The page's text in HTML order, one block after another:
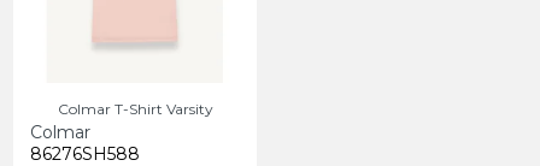
Colmar T-Shirt Varsity
Colmar
86276SH588